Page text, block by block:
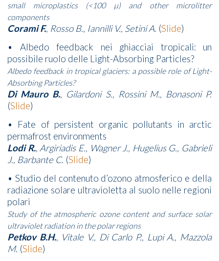
small microplastics (<100 µ) and other microlitter
components
Corami F., Rosso B., Iannilli V., Setini A. (Slide)
• Albedo feedback nei ghiacciai tropicali: un
possibile ruolo delle Light-Absorbing Particles?
Albedo feedback in tropical glaciers: a possible role of Light-
Absorbing Particles?
Di Mauro B., Gilardoni S., Rossini M., Bonasoni P.
(Slide)
• Fate of persistent organic pollutants in arctic
permafrost environments
Lodi R., Argiriadis E., Wagner J., Hugelius G., Gabrieli
J., Barbante C. (Slide)
• Studio del contenuto d’ozono atmosferico e della
radiazione solare ultravioletta al suolo nelle regioni
polari
Study of the atmospheric ozone content and surface solar
ultraviolet radiation in the polar regions
Petkov B.H., Vitale V., Di Carlo P., Lupi A., Mazzola
M. (Slide)